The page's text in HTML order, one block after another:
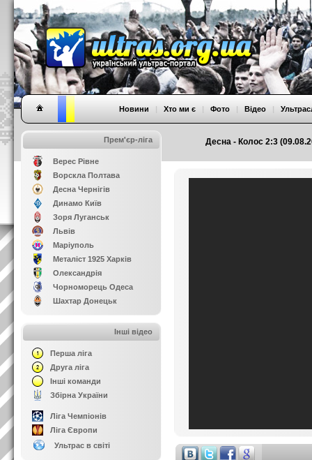
Десна - Колос 2:3
Новини | Хто ми є | Фото | Відео |
Прем'єр-ліга
Верес Рівне
Ворскла Полтава
Десна Чернігів
Динамо Київ
Зоря Луганськ
Львів
Маріуполь
Металіст 1925 Харків
Олександрія
Чорноморець Одеса
Шахтар Донецьк
Інші відео
Перша ліга
Друга ліга
Інші команди
Збірна України
Ліга Чемпіонів
Ліга Європи
Ультрас в світі